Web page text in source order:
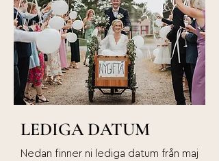
LEDIGA DATUM
Nedan finner ni lediga datum från maj